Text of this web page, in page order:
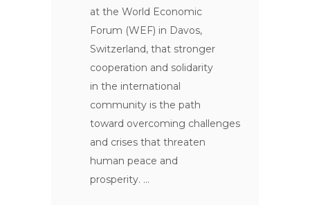
at the World Economic
Forum (WEF) in Davos,
Switzerland, that stronger
cooperation and solidarity
in the international
community is the path
toward overcoming challenges
and crises that threaten
human peace and
prosperity.